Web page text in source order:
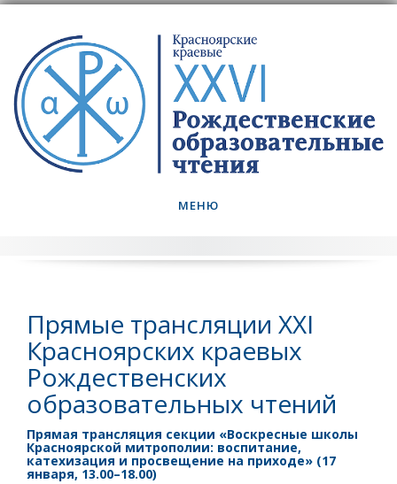
content
МЕНЮ
Прямые трансляции XXI
Красноярских краевых
Рождественских
образовательных чтений
Прямая трансляция секции «Воскресные школы
Красноярской митрополии: воспитание,
катехизация и просвещение на приходе» (17
января, 13.00–18.00)